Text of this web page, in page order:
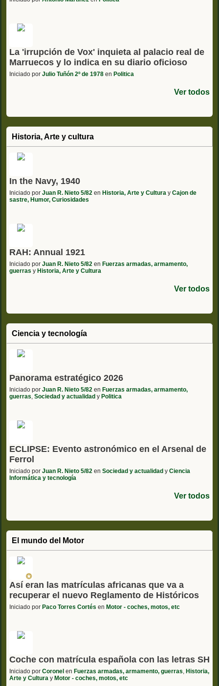
La 'irrupción de Vox' inquieta al palacio real de
Marruecos y lo indica en su diario oficioso
Iniciado por Julio Tuñón 2º de 1978 en Politica
Ver todos
Historia, Arte y cultura
In the Navy, 1940
Iniciado por Juan R. Nieto 5/82 en Historia, Arte y Cultura y Cajon de
sastre, Humor, Curiosidades
RAH: Annual 1921
Iniciado por Juan R. Nieto 5/82 en Fuerzas armadas, armamento,
guerras y Historia, Arte y Cultura
Ver todos
Ciencia y tecnología
Panorama estratégico 2026
Iniciado por Juan R. Nieto 5/82 en Fuerzas armadas, armamento,
guerras, Sociedad y actualidad y Politica
ECLIPSE: Evento astronómico en el Arsenal de
Ferrol
Iniciado por Juan R. Nieto 5/82 en Sociedad y actualidad y Ciencia
Informática y tecnología
Ver todos
El mundo del Motor
Así eran las matrículas africanas que va a
recuperar el nuevo Reglamento de Históricos
Iniciado por Paco Torres Cortés en Motor - coches, motos, etc
Coche con matrícula española con las letras SH
Iniciado por Coronel en Fuerzas armadas, armamento, guerras, Historia,
Arte y Cultura y Motor - coches, motos, etc